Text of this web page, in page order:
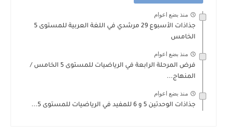
منذ بضع اعوام
جذاذات الأسبوع 29 مرشدي في اللغة العربية للمستوى 5
الخامس
منذ بضع اعوام
فرض المرحلة الرابعة في الرياضيات للمستوى 5 الخامس /
المنهاج...
منذ بضع اعوام
جذاذات الوحدتين 5 و 6 للمفيد في الرياضيات للمستوى 5...